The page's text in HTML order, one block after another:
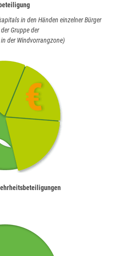
in den Händen einzelner Bürger
Gruppe der
der Windvorrangzone)